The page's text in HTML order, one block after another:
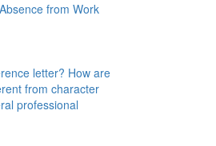
from Work
letter? How are
from character
professional